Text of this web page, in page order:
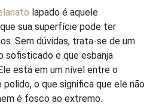
lapado é aquele
sua superfície pode ter
Sem dúvidas, trata-se de um
sofisticado e que esbanja
está em um nível entre o
o que significa que ele não
é fosco ao extremo.